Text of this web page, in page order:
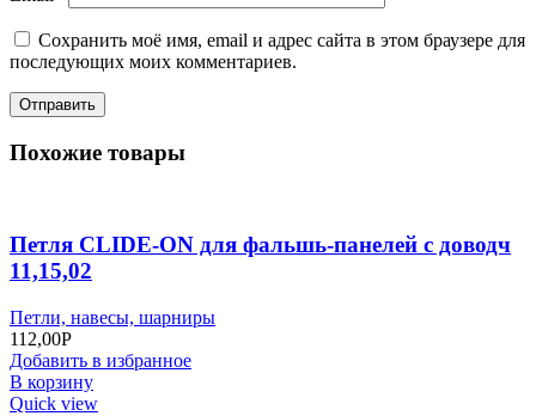
Сохранить моё имя, email и адрес сайта в этом браузере для
последующих моих комментариев.
Похожие товары
Петля CLIDE-ON для фальшь-панелей с доводч
11,15,02
Петли, навесы, шарниры
112,00Р
Добавить в избранное
В корзину
Quick view